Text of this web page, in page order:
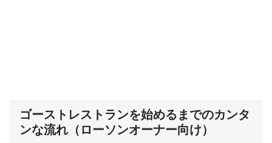
ゴーストレストランを始めるまでのカンタ
ンな流れ（ローソンオーナー向け）